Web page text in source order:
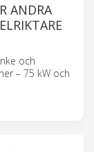
ANDRA
och
– 75 kW och